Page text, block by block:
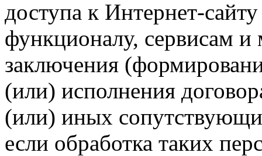
доступа к Интернет-
функционалу, сервисам и
заключения
(или) исполнения
(или) иных
если обработка таких